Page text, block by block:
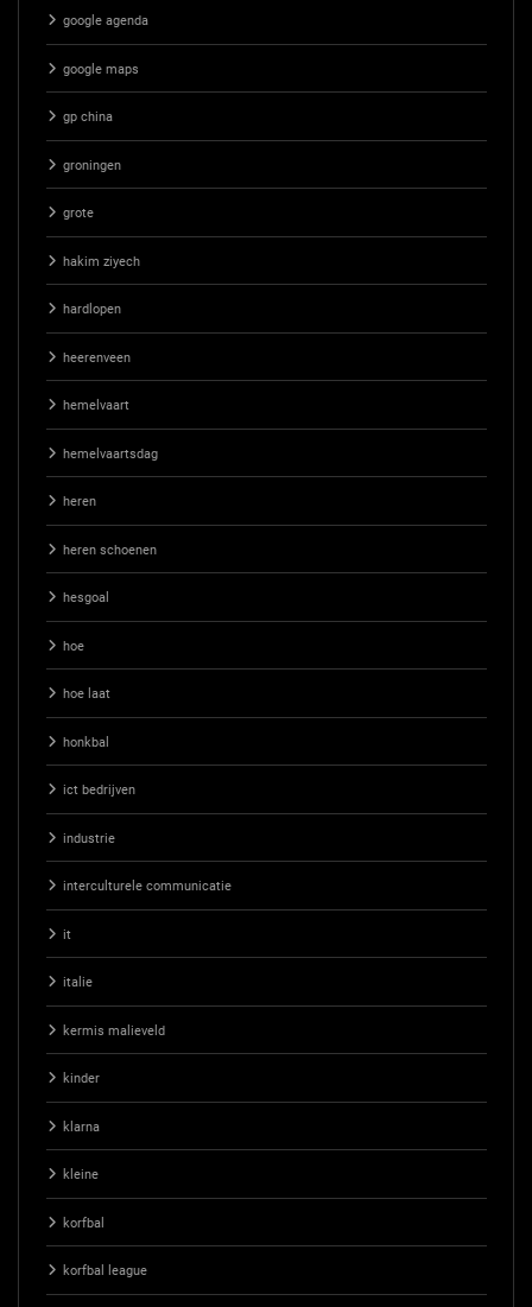
google agenda
google maps
gp china
groningen
grote
hakim ziyech
hardlopen
heerenveen
hemelvaart
hemelvaartsdag
heren
heren schoenen
hesgoal
hoe
hoe laat
honkbal
ict bedrijven
industrie
interculturele communicatie
it
italie
kermis malieveld
kinder
klarna
kleine
korfbal
korfbal league